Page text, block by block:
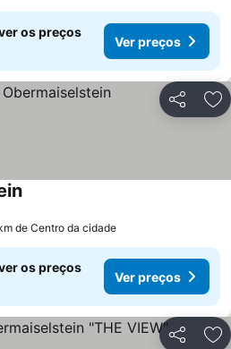
os preços
Ver preços
Partilhar
de Centro da cidade
os preços
Ver preços
Partilhar